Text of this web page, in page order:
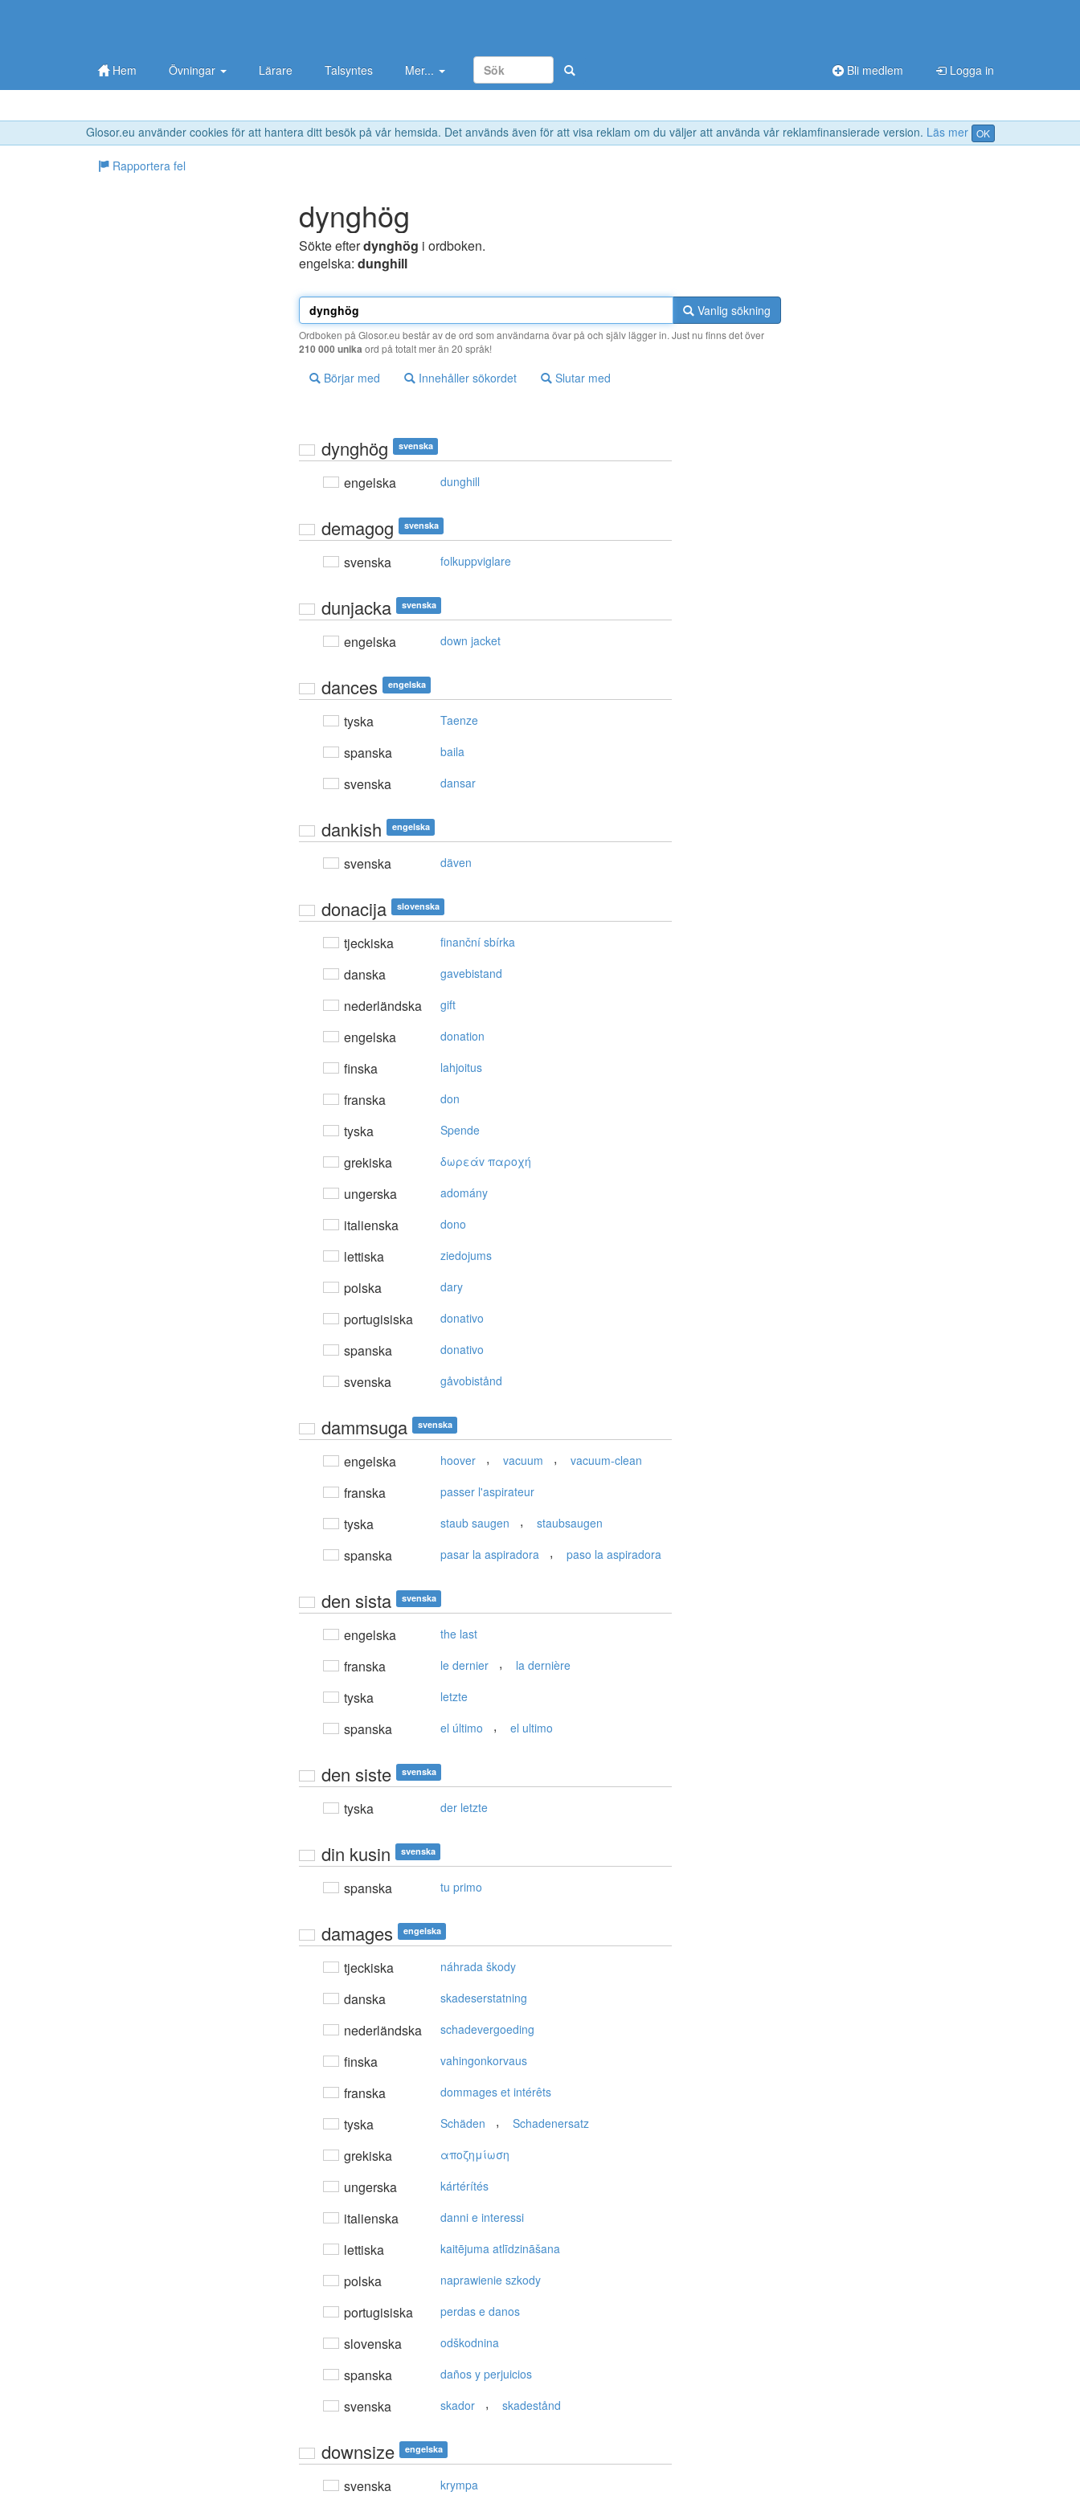
Glosor.eu använder cookies för att hantera ditt besök på vår hemsida. Det används även för att visa reklam om du väljer att använda vår reklamfinansierade version. Läs mer OK
Hem Övningar Lärare Talsyntes Mer... Bli medlem Logga in
Rapportera fel
dynghög
Sökte efterdynghög i ordboken.
engelska: dunghill
Vanlig sökning
Ordboken på Glosor.eu består av de ord som användarna övar på och själv lägger in. Just nu finns det över
210 000 unika ord på totalt mer än 20 språk!
Börjar med Innehåller sökordet Slutar med
dynghög svenska
engelska dunghill
demagog svenska
svenska folkuppviglare
dunjacka svenska
engelska down jacket
dances engelska
tyska Taenze
spanska baila
svenska dansar
dankish engelska
svenska däven
donacija slovenska
tjeckiska finanční sbírka
danska gavebistand
nederländska gift
engelska donation
finska lahjoitus
franska don
tyska Spende
grekiska δωρεάv παρoχή
ungerska adomány
italienska dono
lettiska ziedojums
polska dary
portugisiska donativo
spanska donativo
svenska gåvobistånd
dammsuga svenska
engelska hoover , vacuum , vacuum-clean
franska passer l'aspirateur
tyska staub saugen , staubsaugen
spanska pasar la aspiradora , paso la aspiradora
den sista svenska
engelska the last
franska le dernier , la dernière
tyska letzte
spanska el último , el ultimo
den siste svenska
tyska der letzte
din kusin svenska
spanska tu primo
damages engelska
tjeckiska náhrada škody
danska skadeserstatning
nederländska schadevergoeding
finska vahingonkorvaus
franska dommages et intérêts
tyska Schäden , Schadenersatz
grekiska απoζημίωση
ungerska kártérítés
italienska danni e interessi
lettiska kaitējuma atlīdzināšana
polska naprawienie szkody
portugisiska perdas e danos
slovenska odškodnina
spanska daños y perjuicios
svenska skador , skadestånd
downsize engelska
svenska krympa